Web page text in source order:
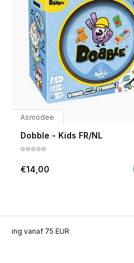
Asmodee
Dobble - Kids FR/NL
€14,00
vanaf 75 EUR